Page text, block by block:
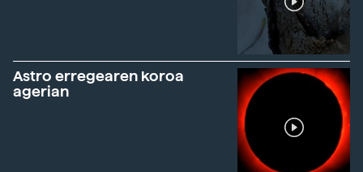
Astro erregearen koroa
agerian